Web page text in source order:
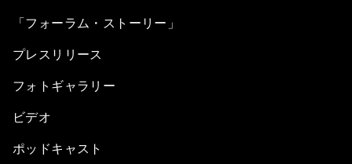
「フォーラム・ストーリー」
プレスリリース
フォトギャラリー
ビデオ
ポッドキャスト